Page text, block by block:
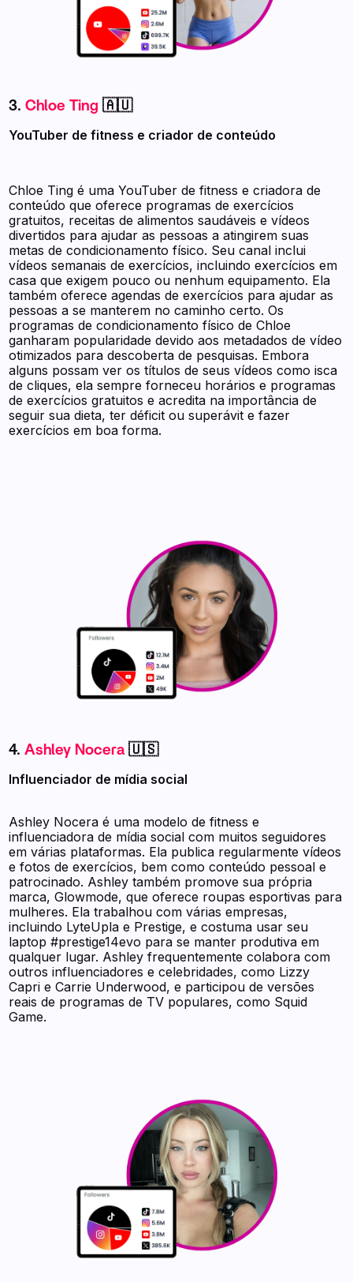
3.Chloe Ting 🇦🇺
YouTuber de fitness e criador de conteúdo
Chloe Ting é uma YouTuber de fitness e criadora de
conteúdo que oferece programas de exercícios
gratuitos, receitas de alimentos saudáveis e vídeos
divertidos para ajudar as pessoas a atingirem suas
metas de condicionamento físico. Seu canal inclui
vídeos semanais de exercícios, incluindo exercícios em
casa que exigem pouco ou nenhum equipamento. Ela
também oferece agendas de exercícios para ajudar as
pessoas a se manterem no caminho certo. Os
programas de condicionamento físico de Chloe
ganharam popularidade devido aos metadados de vídeo
otimizados para descoberta de pesquisas. Embora
alguns possam ver os títulos de seus vídeos como isca
de cliques, ela sempre forneceu horários e programas
de exercícios gratuitos e acredita na importância de
seguir sua dieta, ter déficit ou superávit e fazer
exercícios em boa forma.
4.Ashley Nocera🇺🇸
Influenciador de mídia social
Ashley Nocera é uma modelo de fitness e
influenciadora de mídia social com muitos seguidores
em várias plataformas. Ela publica regularmente vídeos
e fotos de exercícios, bem como conteúdo pessoal e
patrocinado. Ashley também promove sua própria
marca, Glowmode, que oferece roupas esportivas para
mulheres. Ela trabalhou com várias empresas,
incluindo LyteUpla e Prestige, e costuma usar seu
laptop #prestige14evo para se manter produtiva em
qualquer lugar. Ashley frequentemente colabora com
outros influenciadores e celebridades, como Lizzy
Capri e Carrie Underwood, e participou de versões
reais de programas de TV populares, como Squid
Game.